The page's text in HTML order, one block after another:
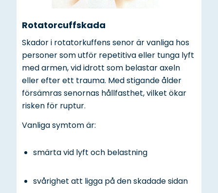
Rotatorcuffskada
Skador i rotatorkuffens senor är vanliga hos
personer som utför repetitiva eller tunga lyft
med armen, vid idrott som belastar axeln
eller efter ett trauma. Med stigande ålder
försämras senornas hållfasthet, vilket ökar
risken för ruptur.
Vanliga symtom är:
smärta vid lyft och belastning
svårighet att ligga på den skadade sidan